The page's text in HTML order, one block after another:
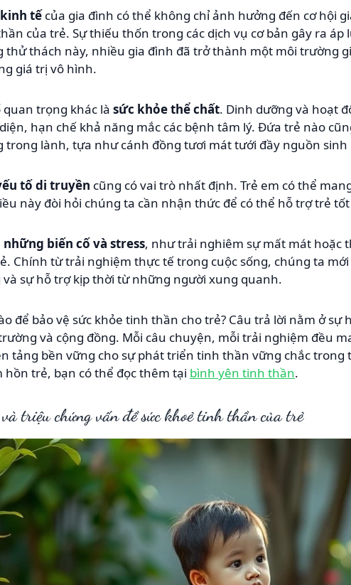
tếcủa gia đình có thể không chỉ ảnh hưởng đến cơ hội
của trẻ. Sự thiếu thốn trong các dịch vụ cơ bản gây ra
thử thách này, nhiều gia đình đã trở thành một môi trường
giá trị vô hình.
quan trọng khác là sức khỏe thể chất. Dinh dưỡng và hoạt
hạn chế khả năng mắc các bệnh tâm lý. Đứa trẻ nào
trong lành, tựa như cánh đồng tươi mát tưới đầy nguồn sinh
tố di truyền cũng có vai trò nhất định. Trẻ em có thể
này đòi hỏi chúng ta cần nhận thức để có thể hỗ trợ trẻ
những biến cố và stress, như trải nghiêm sự mất mát hoặc
Chính từ trải nghiệm thực tế trong cuộc sống, chúng ta
sự hỗ trợ kịp thời từ những người xung quanh.
để bảo vệ sức khỏe tinh thần cho trẻ? Câu trả lời nằm ở
và cộng đồng. Mỗi câu chuyện, mỗi trải nghiệm đều
tảng bền vững cho sự phát triển tinh thần vững chắc trong
hồn trẻ, bạn có thể đọc thêm tại bình yên tinh thần.
triệu chứng vấn đề sức khoẻ tinh thần của trẻ